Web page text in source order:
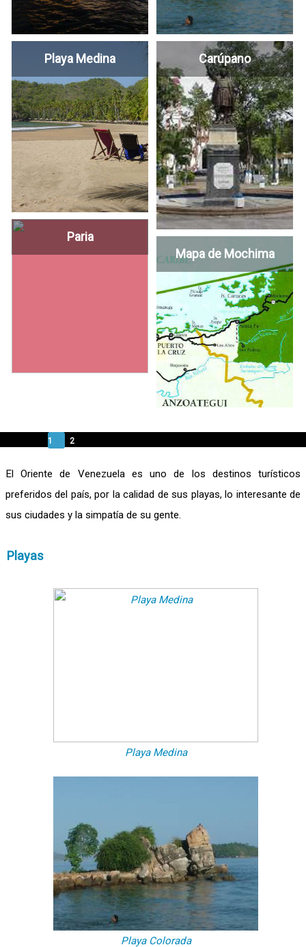
Playa Medina Carúpano
Paria
Mapa de Mochima
1 2
El Oriente de Venezuela es uno de los destinos turísticos
preferidos del país, por la calidad de sus playas, lo interesante de
sus ciudades y la simpatía de su gente.
Playas
Playa Medina
Playa Colorada
Este sitio web utiliza cookies o tecnologías similares para mejorar su experiencia de
navegación y brindar recomendaciones personalizadas. Al continuar utilizando nuestro